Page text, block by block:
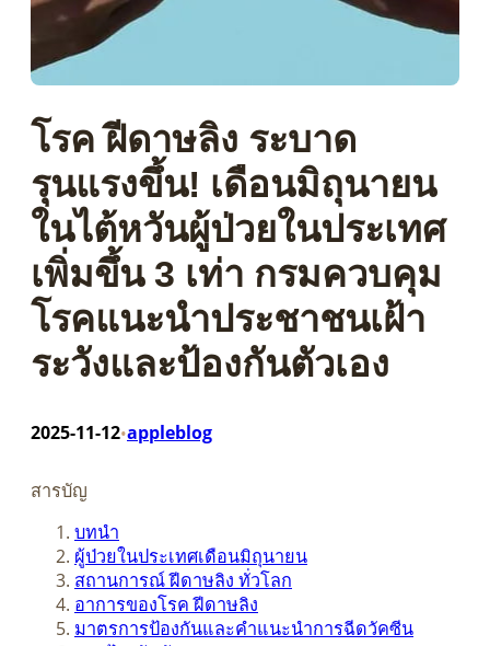
โรค ฝีดาษลิง ระบาด
รุนแรงขึ้น! เดือนมิถุนายน
ในไต้หวันผู้ป่วยในประเทศ
เพิ่มขึ้น 3 เท่า กรมควบคุม
โรคแนะนำประชาชนเฝ้า
ระวังและป้องกันตัวเอง
2025-11-12•appleblog
สารบัญ
บทนำ
ผู้ป่วยในประเทศเดือนมิถุนายน
สถานการณ์ ฝีดาษลิง ทั่วโลก
อาการของโรค ฝีดาษลิง
มาตรการป้องกันและคำแนะนำการฉีดวัคซีน